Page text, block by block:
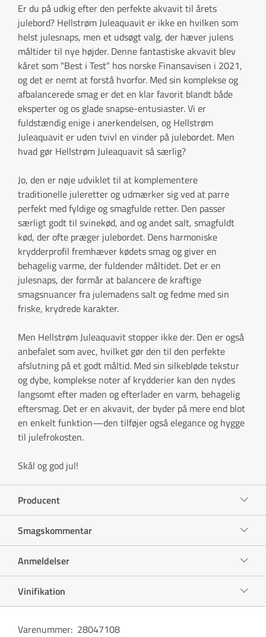
Er du på udkig efter den perfekte akvavit til årets
julebord? Hellstrøm Juleaquavit er ikke en hvilken som
helst julesnaps, men et udsøgt valg, der hæver julens
måltider til nye højder. Denne fantastiske akvavit blev
kåret som "Best i Test" hos norske Finansavisen i 2021,
og det er nemt at forstå hvorfor. Med sin komplekse og
afbalancerede smag er det en klar favorit blandt både
eksperter og os glade snapse-entusiaster. Vi er
fuldstændig enige i anerkendelsen, og Hellstrøm
Juleaquavit er uden tvivl en vinder på julebordet. Men
hvad gør Hellstrøm Juleaquavit så særlig?
Jo, den er nøje udviklet til at komplementere
traditionelle juleretter og udmærker sig ved at parre
perfekt med fyldige og smagfulde retter. Den passer
særligt godt til svinekød, and og andet salt, smagfuldt
kød, der ofte præger julebordet. Dens harmoniske
krydderprofil fremhæver kødets smag og giver en
behagelig varme, der fuldender måltidet. Det er en
julesnaps, der formår at balancere de kraftige
smagsnuancer fra julemadens salt og fedme med sin
friske, krydrede karakter.
Men Hellstrøm Juleaquavit stopper ikke der. Den er også
anbefalet som avec, hvilket gør den til den perfekte
afslutning på et godt måltid. Med sin silkebløde tekstur
og dybe, komplekse noter af krydderier kan den nydes
langsomt efter maden og efterlader en varm, behagelig
eftersmag. Det er en akvavit, der byder på mere end blot
en enkelt funktion—den tilføjer også elegance og hygge
til julefrokosten.
Skål og god jul!
Producent
Smagskommentar
Anmeldelser
Vinifikation
Varenummer: 28047108